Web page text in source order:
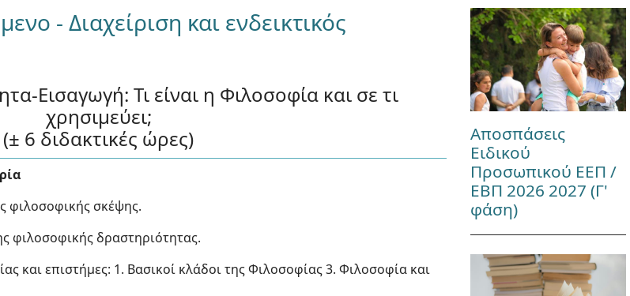
- Διαχείριση και ενδεικτικός
Εισαγωγή: Τι είναι η Φιλοσοφία και σε τι
χρησιμεύει;
(± 6 διδακτικές ώρες)
φιλοσοφικής σκέψης.
φιλοσοφικής δραστηριότητας.
και επιστήμες: 1. Βασικοί κλάδοι της Φιλοσοφίας 3. Φιλοσοφία και
Αποσπάσεις
Ειδικού
Προσωπικού ΕΕΠ /
ΕΒΠ 2026 2027 (Γ'
φάση)